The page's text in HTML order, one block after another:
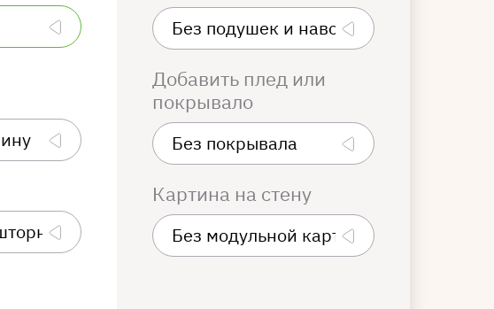
Добавить плед или
покрывало
Картина на стену